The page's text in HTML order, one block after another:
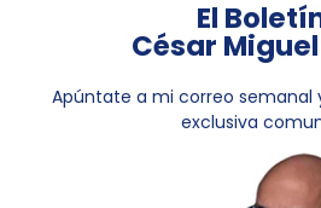
El
César
Apúntate a mi correo
exclusiva